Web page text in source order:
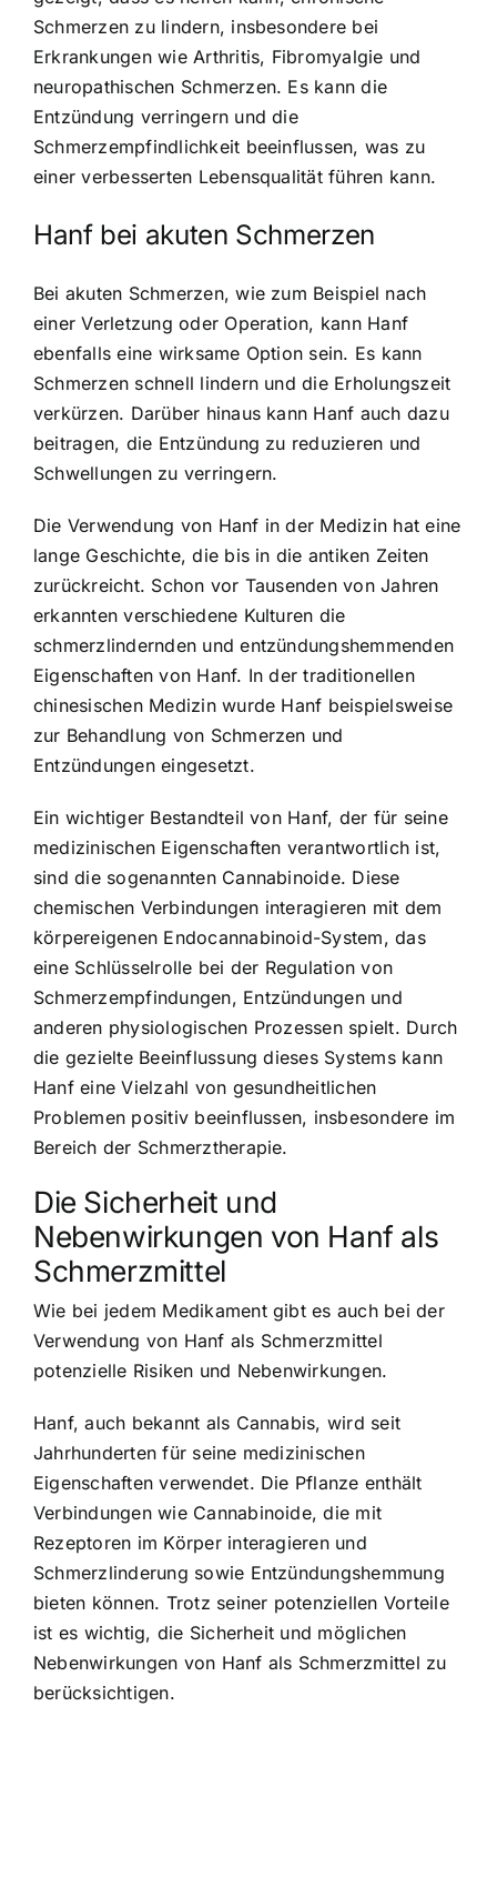
Schmerzen zu lindern, insbesondere bei
Erkrankungen wie Arthritis, Fibromyalgie und
neuropathischen Schmerzen. Es kann die
Entzündung verringern und die
Schmerzempfindlichkeit beeinflussen, was zu
einer verbesserten Lebensqualität führen kann.
Hanf bei akuten Schmerzen
Bei akuten Schmerzen, wie zum Beispiel nach
einer Verletzung oder Operation, kann Hanf
ebenfalls eine wirksame Option sein. Es kann
Schmerzen schnell lindern und die Erholungszeit
verkürzen. Darüber hinaus kann Hanf auch dazu
beitragen, die Entzündung zu reduzieren und
Schwellungen zu verringern.
Die Verwendung von Hanf in der Medizin hat eine
lange Geschichte, die bis in die antiken Zeiten
zurückreicht. Schon vor Tausenden von Jahren
erkannten verschiedene Kulturen die
schmerzlindernden und entzündungshemmenden
Eigenschaften von Hanf. In der traditionellen
chinesischen Medizin wurde Hanf beispielsweise
zur Behandlung von Schmerzen und
Entzündungen eingesetzt.
Ein wichtiger Bestandteil von Hanf, der für seine
medizinischen Eigenschaften verantwortlich ist,
sind die sogenannten Cannabinoide. Diese
chemischen Verbindungen interagieren mit dem
körpereigenen Endocannabinoid-System, das
eine Schlüsselrolle bei der Regulation von
Schmerzempfindungen, Entzündungen und
anderen physiologischen Prozessen spielt. Durch
die gezielte Beeinflussung dieses Systems kann
Hanf eine Vielzahl von gesundheitlichen
Problemen positiv beeinflussen, insbesondere im
Bereich der Schmerztherapie.
Die Sicherheit und
Nebenwirkungen von Hanf als
Schmerzmittel
Wie bei jedem Medikament gibt es auch bei der
Verwendung von Hanf als Schmerzmittel
potenzielle Risiken und Nebenwirkungen.
Hanf, auch bekannt als Cannabis, wird seit
Jahrhunderten für seine medizinischen
Eigenschaften verwendet. Die Pflanze enthält
Verbindungen wie Cannabinoide, die mit
Rezeptoren im Körper interagieren und
Schmerzlinderung sowie Entzündungshemmung
bieten können. Trotz seiner potenziellen Vorteile
ist es wichtig, die Sicherheit und möglichen
Nebenwirkungen von Hanf als Schmerzmittel zu
berücksichtigen.